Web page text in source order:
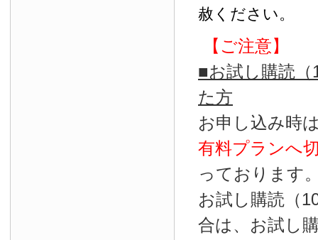
赦ください。
【ご注意】
■お試し購読
た方
お申し込み時
有料プランへ
っております
お試し購読（
合は、お試し